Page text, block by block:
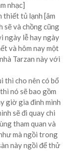
nhạc]
thiết tủ lạnh [âm
sẽ và chồng cũng
ngày lễ hay ngày
và hôm nay một
Tarzan này với
thì cho nên có bổ
nó sẽ bao gồm
giờ gia đình mình
sẽ đi quay chi
tham quan và
mà ngồi trong
này ngồi để thử